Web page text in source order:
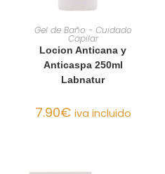
AÑADIR AL CARRITO
Gel de Baño - Cuidado
Capilar
Locion Anticana y
Anticaspa 250ml
Labnatur
7.90€ iva incluido